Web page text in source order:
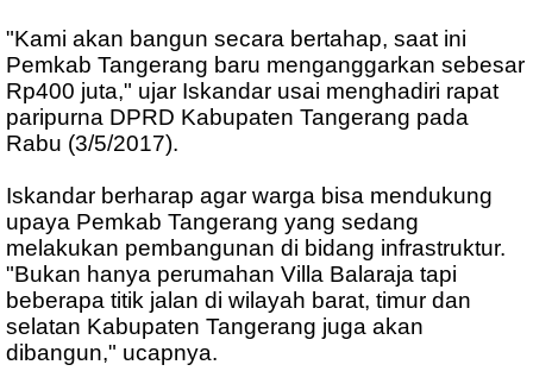
"Kami akan bangun secara bertahap, saat ini
Pemkab Tangerang baru menganggarkan sebesar
Rp400 juta," ujar Iskandar usai menghadiri rapat
paripurna DPRD Kabupaten Tangerang pada
Rabu (3/5/2017).
Iskandar berharap agar warga bisa mendukung
upaya Pemkab Tangerang yang sedang
melakukan pembangunan di bidang infrastruktur.
"Bukan hanya perumahan Villa Balaraja tapi
beberapa titik jalan di wilayah barat, timur dan
selatan Kabupaten Tangerang juga akan
dibangun," ucapnya.